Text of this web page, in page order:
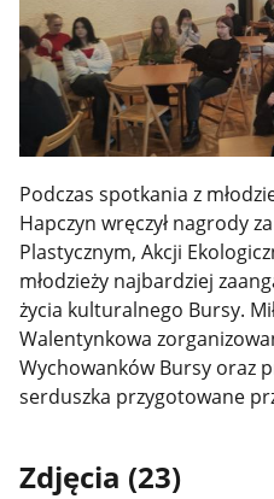
Podczas spotkania z
Hapczyn wręczył nagrody
Plastycznym, Akcji
młodzieży najbardziej
życia kulturalnego Bursy.
Walentynkowa
Wychowanków Bursy oraz
serduszka przygotowane
Zdjęcia (23)